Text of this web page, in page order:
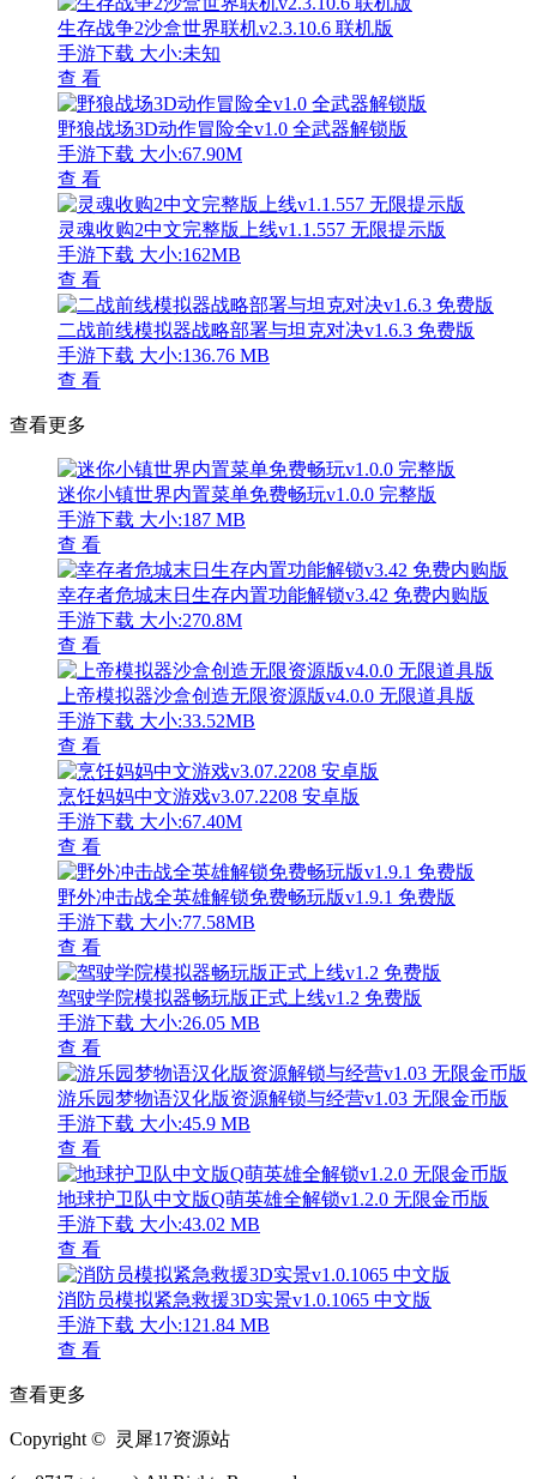
生存战争2沙盒世界联机v2.3.10.6 联机版
手游下载 大小:未知
查 看
野狼战场3D动作冒险全v1.0 全武器解锁版
手游下载 大小:67.90M
查 看
灵魂收购2中文完整版上线v1.1.557 无限提示版
手游下载 大小:162MB
查 看
二战前线模拟器战略部署与坦克对决v1.6.3 免费版
手游下载 大小:136.76 MB
查 看
查看更多
迷你小镇世界内置菜单免费畅玩v1.0.0 完整版
手游下载 大小:187 MB
查 看
幸存者危城末日生存内置功能解锁v3.42 免费内购版
手游下载 大小:270.8M
查 看
上帝模拟器沙盒创造无限资源版v4.0.0 无限道具版
手游下载 大小:33.52MB
查 看
烹饪妈妈中文游戏v3.07.2208 安卓版
手游下载 大小:67.40M
查 看
野外冲击战全英雄解锁免费畅玩版v1.9.1 免费版
手游下载 大小:77.58MB
查 看
驾驶学院模拟器畅玩版正式上线v1.2 免费版
手游下载 大小:26.05 MB
查 看
游乐园梦物语汉化版资源解锁与经营v1.03 无限金币版
手游下载 大小:45.9 MB
查 看
地球护卫队中文版Q萌英雄全解锁v1.2.0 无限金币版
手游下载 大小:43.02 MB
查 看
消防员模拟紧急救援3D实景v1.0.1065 中文版
手游下载 大小:121.84 MB
查 看
查看更多
Copyright © 灵犀17资源站